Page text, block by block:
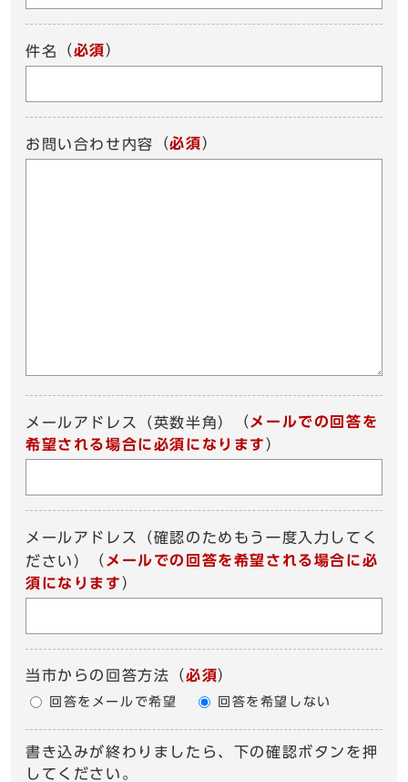
件名 （必須）
お問い合わせ内容 （必須）
メールアドレス（英数半角） （ メールでの回答を
希望される場合に必須になります ）
メールアドレス（確認のためもう一度入力してく
ださい）
（ メールでの回答を希望される場合に必
須になります ）
当市からの回答方法 （必須）
回答をメールで希望 回答を希望しない
書き込みが終わりましたら、下の確認ボタンを押
してください。